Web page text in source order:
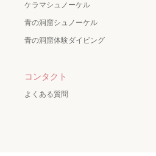
ケラマシュノーケル
青の洞窟シュノーケル
青の洞窟体験ダイビング
コンタクト
よくある質問